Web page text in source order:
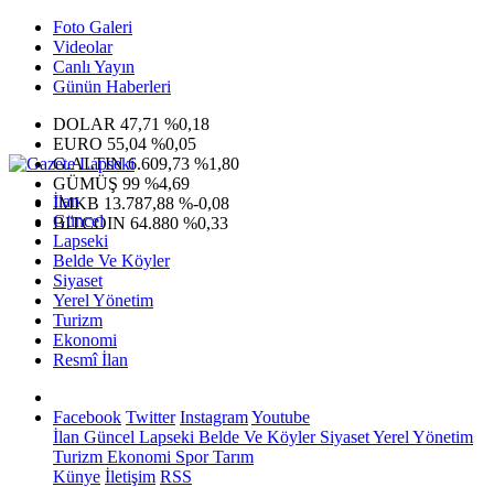
Foto Galeri
Videolar
Canlı Yayın
Günün Haberleri
DOLAR 47,71 %0,18
EURO 55,04 %0,05
G.ALTIN6.609,73 %1,80
GÜMÜŞ 99 %4,69
IMKB 13.787,88 %-0,08
BITCOIN 64.880 %0,33
İlan
Güncel
Lapseki
Belde Ve Köyler
Siyaset
Yerel Yönetim
Turizm
Ekonomi
Resmî İlan
Facebook Twitter InstagramYoutube
İlan Güncel Lapseki Belde Ve KöylerSiyasetYerel Yönetim
Turizm Ekonomi SporTarım
Künye İletişim RSS